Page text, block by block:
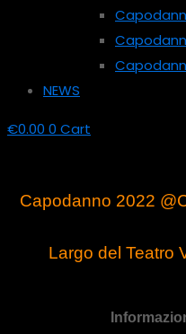
NEWS
€0.00 0 Cart
Capodanno 2022
Largo del Teatro